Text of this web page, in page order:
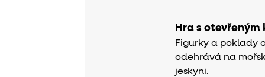
Hra s otevřeným
Figurky a poklady
odehrává na
jeskyni.